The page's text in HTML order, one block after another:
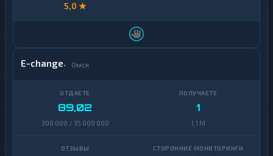
5,0 ★
E-change Омск
89,02
300 000 / 35 000 000
1
1,1 M